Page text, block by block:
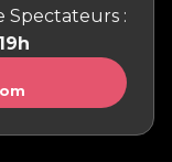
Spectateurs :